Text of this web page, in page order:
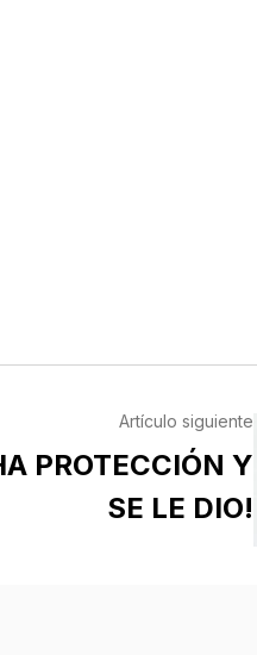
Artículo siguiente
PROTECCIÓN Y
SE LE DIO!